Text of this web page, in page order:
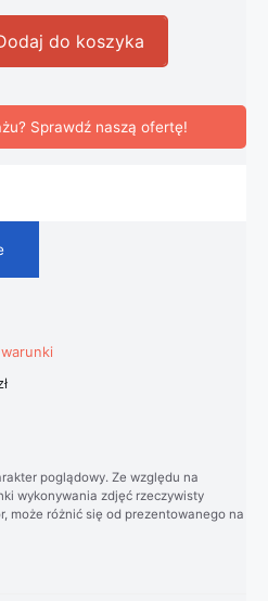
FLOS IC S1 designerski
do koszyka
Sprawdź naszą ofertę!
poglądowy. Ze względu na
wykonywania zdjęć rzeczywisty
może różnić się od prezentowanego na